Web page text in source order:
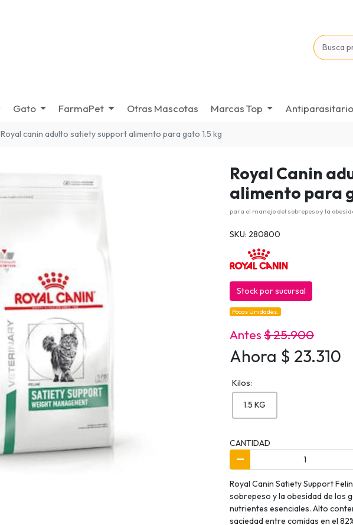
Gato FarmaPet Otras Mascotas Marcas Top
Royal canin adulto satiety support alimento para gato 1.5 kg
Royal Canin
alimento para
para el manejo del sobrepeso y la
SKU: 280800
Stock por sucursal
Pocas Unidades.
Antes$ 25.900
Ahora $ 23.310
Kilos:
1.5 KG
CANTIDAD
Royal Canin Satiety Support
sobrepeso y la obesidad de los
nutrientes esenciales. Alto
saciedad entre comidas en el